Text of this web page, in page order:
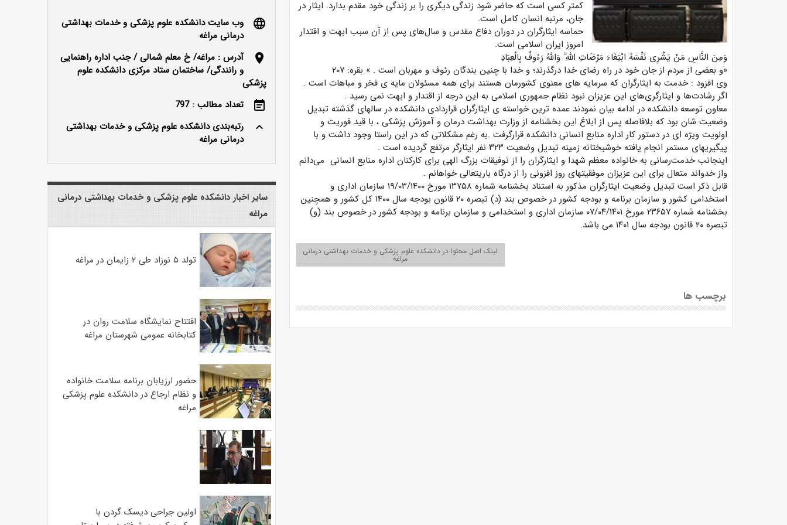
کمتر کسی است که حاضر شود زندگی دیگری را بر زندگی خود مقدم بدارد. ایثار در
جان، مرتبه انسان کامل است.
حماسه ایثارگران در دوران دفاع مقدس و سال‌های پس از آن سبب ابهت و اقتدار
امروز ایران اسلامی است.
وَمِنَ النَّاسِ مَنْ یَشْرِی نَفْسَهُ ابْتِغَاءَ مَرْضَاتِ اللَّهِ ۗ وَاللَّهُ رَءُوفٌ بِالْعِبَادِ
«و بعضی از مردم از جان خود در راه رضای خدا درگذرند؛ و خدا با چنین بندگان رئوف و مهربان است . » بقره: ۲۰۷
وی افزود : خدمت به ایثارگران که سرمایه های معنوی کشورمان هستند برای همه مسئولان مایه ی فخر و مباهات است .
اگر رشادت‌ها و ایثارگری‌های این عزیزان نبود نظام جمهوری اسلامی به این درجه از اقتدار و ابهت نمی رسید .
معاون توسعه دانشکده در ادامه بیان نمودند عمده ترین خواسته ی ایثارگران قراردادی دانشکده در سالهای گذشته تبدیل
وضعیت شان بود که بلافاصله پس از ابلاغ این بخشنامه از وزارت بهداشت درمان و آموزش پزشکی ، با قید فوریت و
اولویت ویژه ای در دستور کار اداره منابع انسانی دانشکده قرارگرفت .به رغم مشکلاتی که در این راستا وجود داشت و با
پیگیریهای مستمر انجام یافته خوشبختانه زمینه تبدیل وضعیت ۳۲۳ نفر ایثارگر مرتفع گردیده است .
اینجانب خدمت‌رسانی به خانواده معظم شهدا و ایثارگران را از توفیقات بزرگ الهی برای کارکنان اداره منابع انسانی می‌دانم
واز خدواند متعال برای این عزیزان موفقیتهای روز افزونی را از درگاه باریتعالی خواهانم .
قابل ذکر است تبدیل وضعیت ایثارگران مذکور به استناد بخشنامه شماره ۱۳۷۵۸ مورخ ۱۹/۰۳/۱۴۰۰ سازمان اداری و
استخدامی کشور و سازمان برنامه و بودجه کشور در خصوص بند (د) تبصره ۲۰ قانون بودجه سال ۱۴۰۰ کل کشور و همچنین
بخشنامه شماره ۲۳۶۵۷ مورخ ۰۷/۰۴/۱۴۰۱ سازمان اداری و استخدامی و سازمان برنامه و بودجه کشور در خصوص بند (و)
تبصره ۲۰ قانون بودجه سال ۱۴۰۱ می باشد.
لینک اصل محتوا در دانشکده علوم پزشکی و خدمات بهداشتی درمانی
مراغه
برچسب ها
language
وب سایت دانشکده علوم پزشکی و خدمات بهداشتی
درمانی مراغه
location_on
آدرس : مراغه/ خ معلم شمالی / جنب اداره راهنمایی
و رانندگی/ ساختمان ستاد مرکزی دانشکده علوم
پزشکی
event_note
تعداد مطالب : 797
keyboard_arrow_up
رتبه‌بندی دانشکده علوم پزشکی و خدمات بهداشتی
درمانی مراغه
سایر اخبار دانشکده علوم پزشکی و خدمات بهداشتی درمانی
مراغه
تولد ۵ نوزاد طی ۲ زایمان در مراغه
افتتاح نمایشگاه سلامت روان در
کتابخانه عمومی شهرستان مراغه
حضور ارزیابان برنامه سلامت خانواده
و نظام ارجاع در دانشکده علوم پزشکی
مراغه
اولین جراحی دیسک گردن با